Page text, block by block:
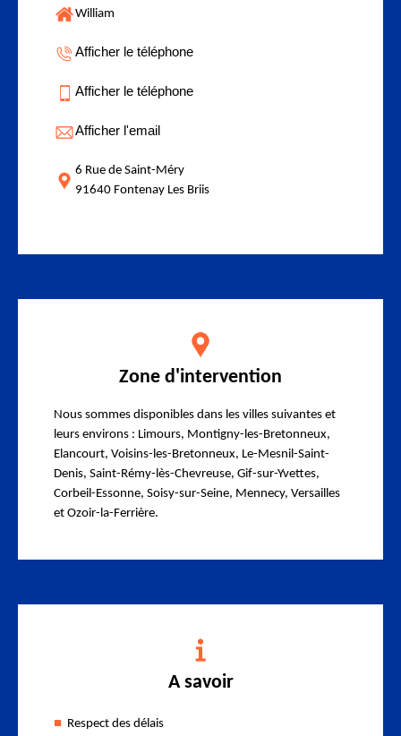
William
Afficher le téléphone
Afficher le téléphone
Afficher l'email
6 Rue de Saint-Méry
91640 Fontenay Les Briis
Zone d'intervention
Nous sommes disponibles dans les villes suivantes et
leurs environs : Limours, Montigny-les-Bretonneux,
Elancourt, Voisins-les-Bretonneux, Le-Mesnil-Saint-
Denis, Saint-Rémy-lès-Chevreuse, Gif-sur-Yvettes,
Corbeil-Essonne, Soisy-sur-Seine, Mennecy, Versailles
et Ozoir-la-Ferrière.
A savoir
Respect des délais